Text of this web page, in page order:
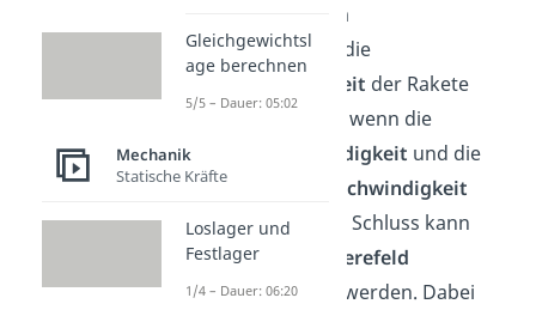
So kann aus einem
Massenverhältnis die
Endgeschwindigkeit der Rakete
bestimmt werden, wenn die
Anfangsgeschwindigkeit und die
Ausströmungsgeschwindigkeit
bekannt sind. Zum Schluss kann
noch das
Erdschwerefeld
mitberücksichtigt werden. Dabei
Gleichgewichtsl
age berechnen
5/5 – Dauer: 05:02
Mechanik
Statische Kräfte
Loslager und
Festlager
1/4 – Dauer: 06:20